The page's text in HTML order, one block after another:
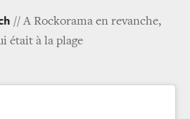
// A Rockorama en revanche,
était à la plage